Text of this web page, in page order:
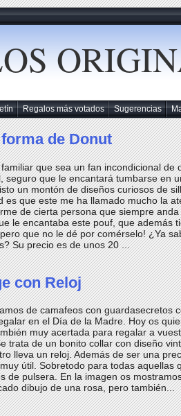
Regalos más votados Sugerencias
de Donut
que sea un fan incondicional de
seguro que le encantará tumbarse en
un montón de diseños curiosos de
es que este me ha llamado mucho la
de cierta persona que siempre
le encantaba este pouf, que además
que no le dé por comérselo! ¿Ya
Su precio es de unos 20 ...
con Reloj
de camafeos con guardasecretos
en el Día de la Madre. Hoy os
muy acertada para regalar a
trata de un bonito collar con diseño
lleva un reloj. Además de ser una
útil. Sobretodo para todas aquellas
de pulsera. En la imagen os
dibujo de una rosa, pero también...